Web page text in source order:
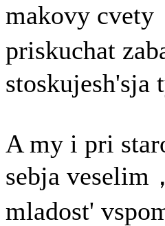
makovy cvety
priskuchat
stoskujesh'sja
A my i pri
sebja veselim，
mladost'